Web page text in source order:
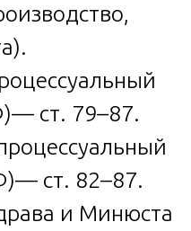
ст. 79–87.
ст. 82–87.
и Минюста